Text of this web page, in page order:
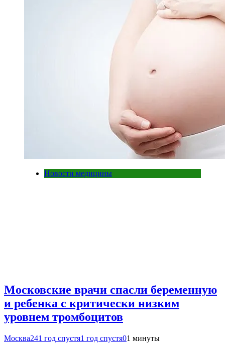
Новости медицины
Московские врачи спасли беременную
и ребенка с критически низким
уровнем тромбоцитов
Москва241 год спустя1 год спустя01 минуты